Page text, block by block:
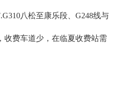
八松至康乐段、G248线与
收费车道少，在临夏收费站需